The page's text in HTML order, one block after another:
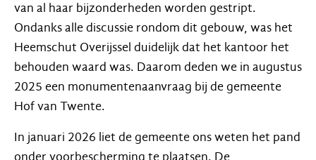
van al haar bijzonderheden worden gestript.
Ondanks alle discussie rondom dit gebouw, was het
Heemschut Overijssel duidelijk dat het kantoor het
behouden waard was. Daarom deden we in augustus
2025 een monumentenaanvraag bij de gemeente
Hof van Twente.
In januari 2026 liet de gemeente ons weten het pand